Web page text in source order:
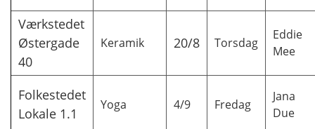
Værkstedet
Østergade
40
Keramik 20/8 Torsdag
Eddie
Mee
Folkestedet
Lokale 1.1
Yoga 4/9 Fredag
Jana
Due